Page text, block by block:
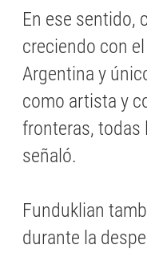
En ese sentido,
creciendo con
Argentina y
como artista y
fronteras, todas
señaló.
Funduklian
durante la